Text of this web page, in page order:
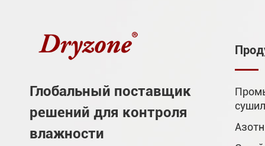
Глобальный поставщик
решений для контроля
влажности